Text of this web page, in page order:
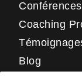
Conférences
Coaching
Blog